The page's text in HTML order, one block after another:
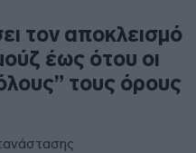
τον αποκλεισμό
έως ότου οι
τους όρους